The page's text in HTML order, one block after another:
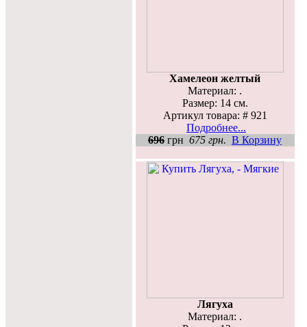
Хамелеон желтый
Материал: .
Размер: 14 см.
Артикул товара: # 921
Подробнее...
696 грн 675 грн. В Корзину
Лягуха
Материал: .